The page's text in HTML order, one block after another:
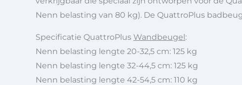
Nenn belasting van 80 kg). De QuattroPlus
Specificatie QuattroPlus Wandbeugel:
Nenn belasting lengte 20-32,5 cm: 125 kg
Nenn belasting lengte 32-44,5 cm: 125 kg
Nenn belasting lengte 42-54,5 cm: 110 kg